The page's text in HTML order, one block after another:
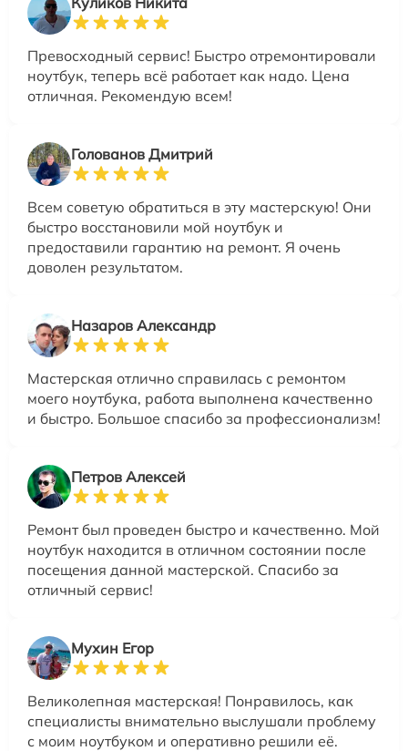
Превосходный сервис! Быстро отремонтировали
ноутбук, теперь всё работает как надо. Цена
отличная. Рекомендую всем!
Голованов Дмитрий
Всем советую обратиться в эту мастерскую! Они
быстро восстановили мой ноутбук и
предоставили гарантию на ремонт. Я очень
доволен результатом.
Назаров Александр
Мастерская отлично справилась с ремонтом
моего ноутбука, работа выполнена качественно
и быстро. Большое спасибо за профессионализм!
Петров Алексей
Ремонт был проведен быстро и качественно. Мой
ноутбук находится в отличном состоянии после
посещения данной мастерской. Спасибо за
отличный сервис!
Мухин Егор
Великолепная мастерская! Понравилось, как
специалисты внимательно выслушали проблему
с моим ноутбуком и оперативно решили её.